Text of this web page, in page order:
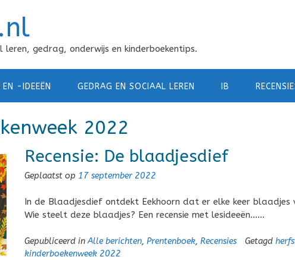
gedrag, onderwijs en kinderboekentips.
EN -IDEEËN GEDRAG EN SOCIAAL LEREN IB
2022
Recensie: De blaadjesdief
Geplaatst op 17 september 2022
In de Blaadjesdief ontdekt Eekhoorn dat er elke keer blaadjes
Wie steelt deze blaadjes? Een recensie met lesideeën……
Gepubliceerd inAlle berichten, Prentenboek, Recensies Getagd
kinderboekenweek 2022